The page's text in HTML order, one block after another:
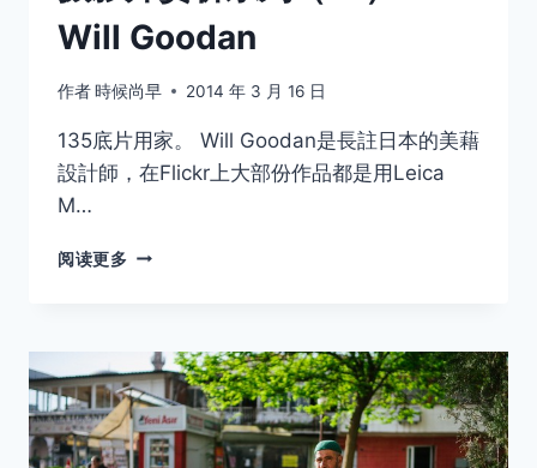
Will Goodan
作者時候尚早 2014 年 3 月 16 日
135底片用家。 Will Goodan是長註日本的美藉
設計師，在Flickr上大部份作品都是用Leica
M…
阅读更多 摄
系
列
（12）
﹣